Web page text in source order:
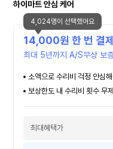
하이마트 안심 케어
14,000원 한 번 결
최대 5년까지 A/S무상 보
소액으로 수리비 걱정 안심
보상한도 내 수리비 횟수 무
최대혜택가
4,024명이 선택했어요